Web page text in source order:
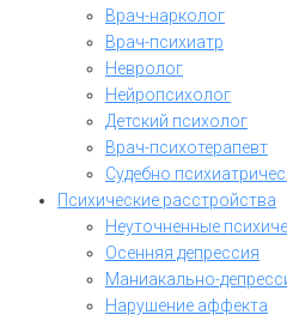
Врач-нарколог
Врач-психиатр
Невролог
Нейропсихолог
Детский психолог
Врач-психотерапевт
Судебно
Психические расстройства
Неуточненные
Осенняя депрессия
Маниакально-
Нарушение аффекта